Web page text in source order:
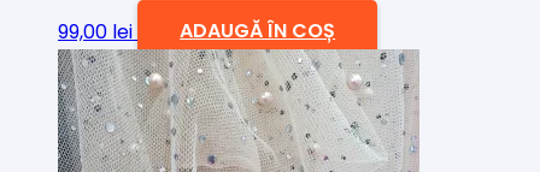
99,00 lei ADAUGĂ ÎN COȘ